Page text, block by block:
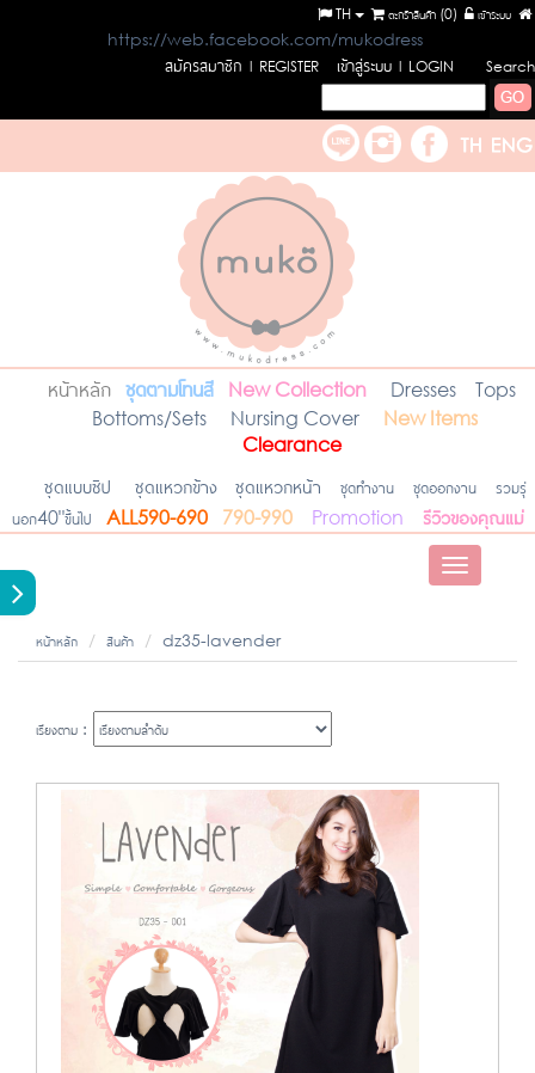
เข้าระบบ
ตะกร้าสินค้า (0)
TH
https://web.facebook.com/mukodress
สมัครสมาชิก l REGISTER เข้าสู่ระบบ l LOGIN Search
หน้าหลัก ชุดตามโทนสี New Collection Dresses
Tops
Bottoms/Sets
Nursing Cover
New Items
Clearance
ชุดแบบซิป ชุดแหวกข้าง ชุดแหวกหน้า ชุดทำงาน ชุดออกงาน
รวมรุ่
นอก40"ขึ้นไป
ALL590-690 790-990 Promotion รีวิวของคุณแม่
Toggle
หน้าหลัก สินค้า dz35-lavender
เรียงตาม :